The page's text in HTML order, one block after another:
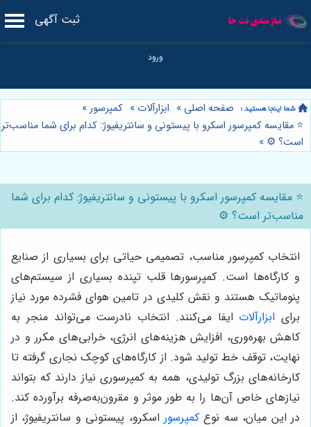
ثبت آگهی
صفحه اصلی » ابزارآلات » کمپرسور»
⭐️ مقایسه کمپرسور اسکرو با پیستونی و سانتریفیوژ: کدام برای شما مناسب‌تر
است؟ ⚙️ »
⭐️ مقایسه کمپرسور اسکرو با پیستونی و سانتریفیوژ: کدام برای شما
مناسب‌تر است؟ ⚙️
انتخاب کمپرسور مناسب، تصمیمی حیاتی برای بسیاری از صنایع
و کارگاه‌ها است. کمپرسورها قلب تپنده بسیاری از سیستم‌های
پنوماتیک هستند و نقش کلیدی در تامین هوای فشرده مورد نیاز
برای ابزارآلات ایفا می‌کنند. انتخاب نادرست می‌تواند منجر به
کاهش بهره‌وری، افزایش هزینه‌های انرژی، خرابی‌های مکرر و در
نهایت، توقف خط تولید شود. از کارگاه‌های کوچک نجاری گرفته تا
کارخانه‌های بزرگ تولیدی، همه به کمپرسوری نیاز دارند که بتواند
نیازهای خاص آن‌ها را به طور موثر و مقرون‌به‌صرفه برآورده کند.
در این میان، سه نوع کمپرسور اسکرو، پیستونی و سانتریفیوژ، از